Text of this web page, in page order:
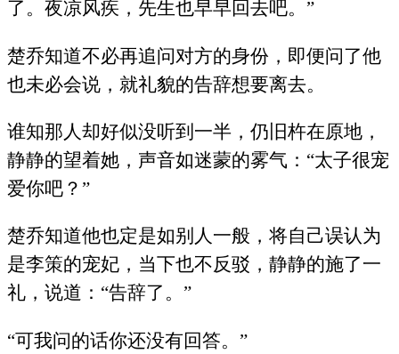
了。夜凉风疾，先生也早早回去吧。”
楚乔知道不必再追问对方的身份，即便问了他
也未必会说，就礼貌的告辞想要离去。
谁知那人却好似没听到一半，仍旧杵在原地，
静静的望着她，声音如迷蒙的雾气：“太子很宠
爱你吧？”
楚乔知道他也定是如别人一般，将自己误认为
是李策的宠妃，当下也不反驳，静静的施了一
礼，说道：“告辞了。”
“可我问的话你还没有回答。”